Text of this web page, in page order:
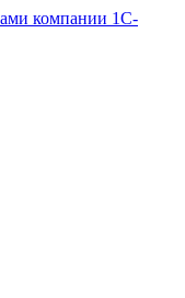
компании 1С-